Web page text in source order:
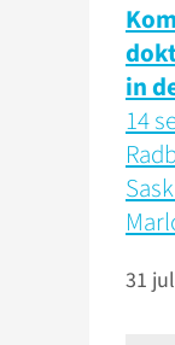
in
14
31